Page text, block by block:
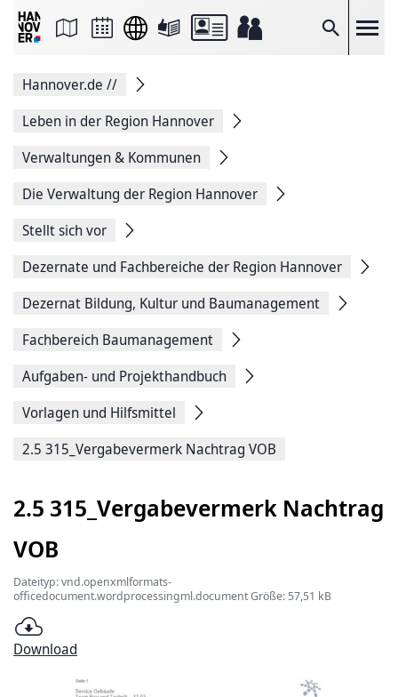
Suche
Seite
Facebook
teilen
Seitenlink
Seite
Hannover.de //
Leben in der Region Hannover
Verwaltungen & Kommunen
Die Verwaltung der Region Hannover
Stellt sich vor
Dezernate und Fachbereiche der Region Hannover
Dezernat Bildung, Kultur und Baumanagement
Fachbereich Baumanagement
Aufgaben- und Projekthandbuch
Vorlagen und Hilfsmittel
2.5 315_Vergabevermerk Nachtrag VOB
2.5 315_Vergabevermerk Nachtrag
VOB
Dateityp: vnd.openxmlformats-
officedocument.wordprocessingml.document Größe: 57,51 kB
Download